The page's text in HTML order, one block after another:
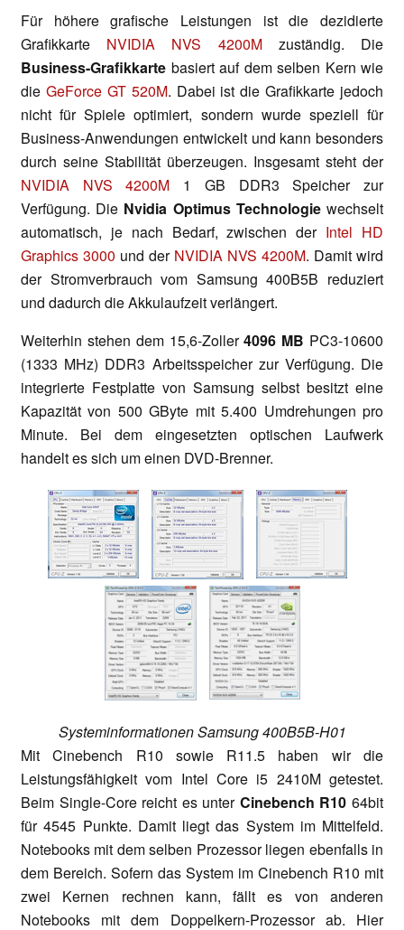
Für höhere grafische Leistungen ist die dezidierte
Grafikkarte NVIDIA NVS 4200Mzuständig. Die
Business-Grafikkarte basiert auf dem selben Kern wie
die GeForce GT 520M. Dabei ist die Grafikkarte jedoch
nicht für Spiele optimiert, sondern wurde speziell für
Business-Anwendungen entwickelt und kann besonders
durch seine Stabilität überzeugen. Insgesamt steht der
NVIDIA NVS 4200M 1 GB DDR3 Speicher zur
Verfügung. Die Nvidia Optimus Technologiewechselt
automatisch, je nach Bedarf, zwischen der Intel HD
Graphics 3000 und der NVIDIA NVS 4200M. Damit wird
der Stromverbrauch vom Samsung 400B5B reduziert
und dadurch die Akkulaufzeit verlängert.
Weiterhin stehen dem 15,6-Zoller4096 MB PC3-10600
(1333 MHz) DDR3 Arbeitsspeicher zur Verfügung. Die
integrierte Festplatte von Samsung selbst besitzt eine
Kapazität von 500 GByte mit 5.400 Umdrehungen pro
Minute. Bei dem eingesetzten optischen Laufwerk
handelt es sich um einen DVD-Brenner.
Systeminformationen Samsung 400B5B-H01
Mit Cinebench R10 sowie R11.5 haben wir die
Leistungsfähigkeit vom Intel Core i5 2410M getestet.
Beim Single-Core reicht es unter Cinebench R1064bit
für 4545 Punkte. Damit liegt das System im Mittelfeld.
Notebooks mit dem selben Prozessor liegen ebenfalls in
dem Bereich. Sofern das System im Cinebench R10 mit
zwei Kernen rechnen kann, fällt es von anderen
Notebooks mit dem Doppelkern-Prozessor ab. Hier